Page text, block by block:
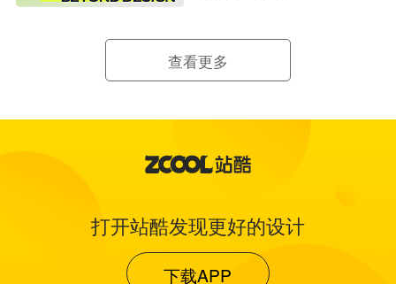
查看更多
打开站酷发现更好的设计
下载APP